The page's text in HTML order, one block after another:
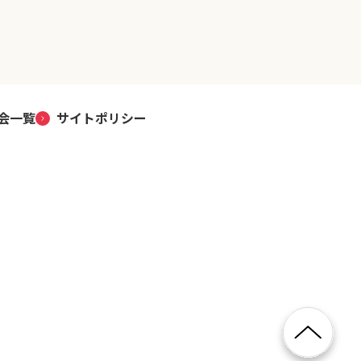
一覧 サイトポリシー